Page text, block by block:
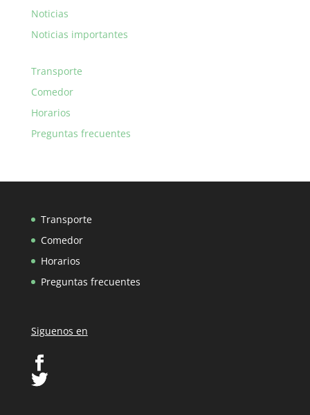
Noticias
Noticias importantes
Transporte
Comedor
Horarios
Preguntas frecuentes
Transporte
Comedor
Horarios
Preguntas frecuentes
Siguenos en